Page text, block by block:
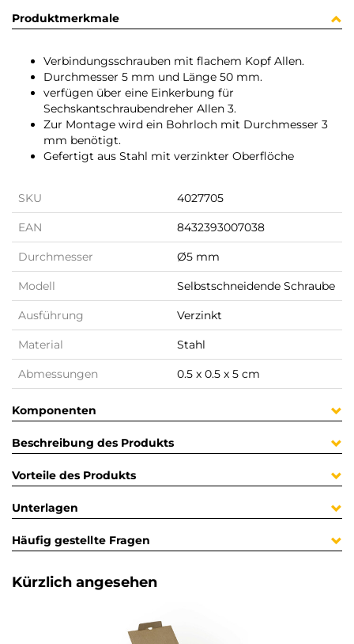
Produktmerkmale
Verbindungsschrauben mit flachem Kopf Allen.
Durchmesser 5 mm und Länge 50 mm.
verfügen über eine Einkerbung für
Sechskantschraubendreher Allen 3.
Zur Montage wird ein Bohrloch mit Durchmesser 3
mm benötigt.
Gefertigt aus Stahl mit verzinkter Oberflöche
SKU 4027705
EAN 8432393007038
Durchmesser Ø5 mm
Modell Selbstschneidende Schraube
Ausführung Verzinkt
Material Stahl
Abmessungen 0.5 x 0.5 x 5 cm
Komponenten
Beschreibung des Produkts
Vorteile des Produkts
Unterlagen
Häufig gestellte Fragen
Kürzlich angesehen